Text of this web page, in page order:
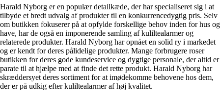
Harald Nyborg er en populær detailkæde, der har specialiseret sig i at
tilbyde et bredt udvalg af produkter til en konkurrencedygtig pris. Selv
om butikken fokuserer på at opfylde forskellige behov inden for hus og
have, har de også en imponerende samling af kuliltealarmer og
relaterede produkter. Harald Nyborg har opnået en solid ry i markedet
og er kendt for deres pålidelige produkter. Mange forbrugere roser
butikken for deres gode kundeservice og dygtige personale, der altid er
parate til at hjælpe med at finde det rette produkt. Harald Nyborg har
skræddersyet deres sortiment for at imødekomme behovene hos dem,
der er på udkig efter kuliltealarmer af høj kvalitet.